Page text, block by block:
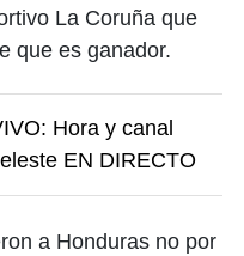
La Coruña que
que es ganador.
Hora y canal
EN DIRECTO
a Honduras no por